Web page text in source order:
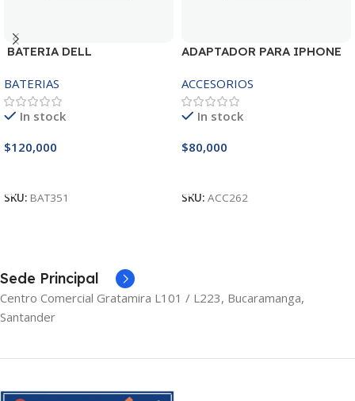
BATERIA DELL
3521/5421/3425 14.8V
BATERIAS
In stock
$120,000
SKU: BAT351
ADAPTADOR PARA IPHONE
ACCESORIOS
In stock
$80,000
SKU: ACC262
Sede Principal
Centro Comercial Gratamira L101 / L223, Bucaramanga,
Santander